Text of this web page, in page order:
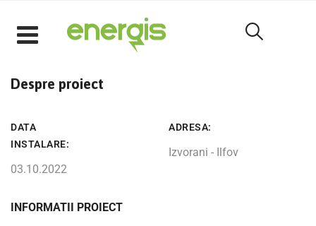
Despre proiect
DATA
INSTALARE:
03.10.2022
ADRESA:
Izvorani - Ilfov
INFORMATII PROIECT